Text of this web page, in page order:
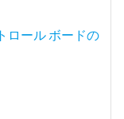
ロール ボードの